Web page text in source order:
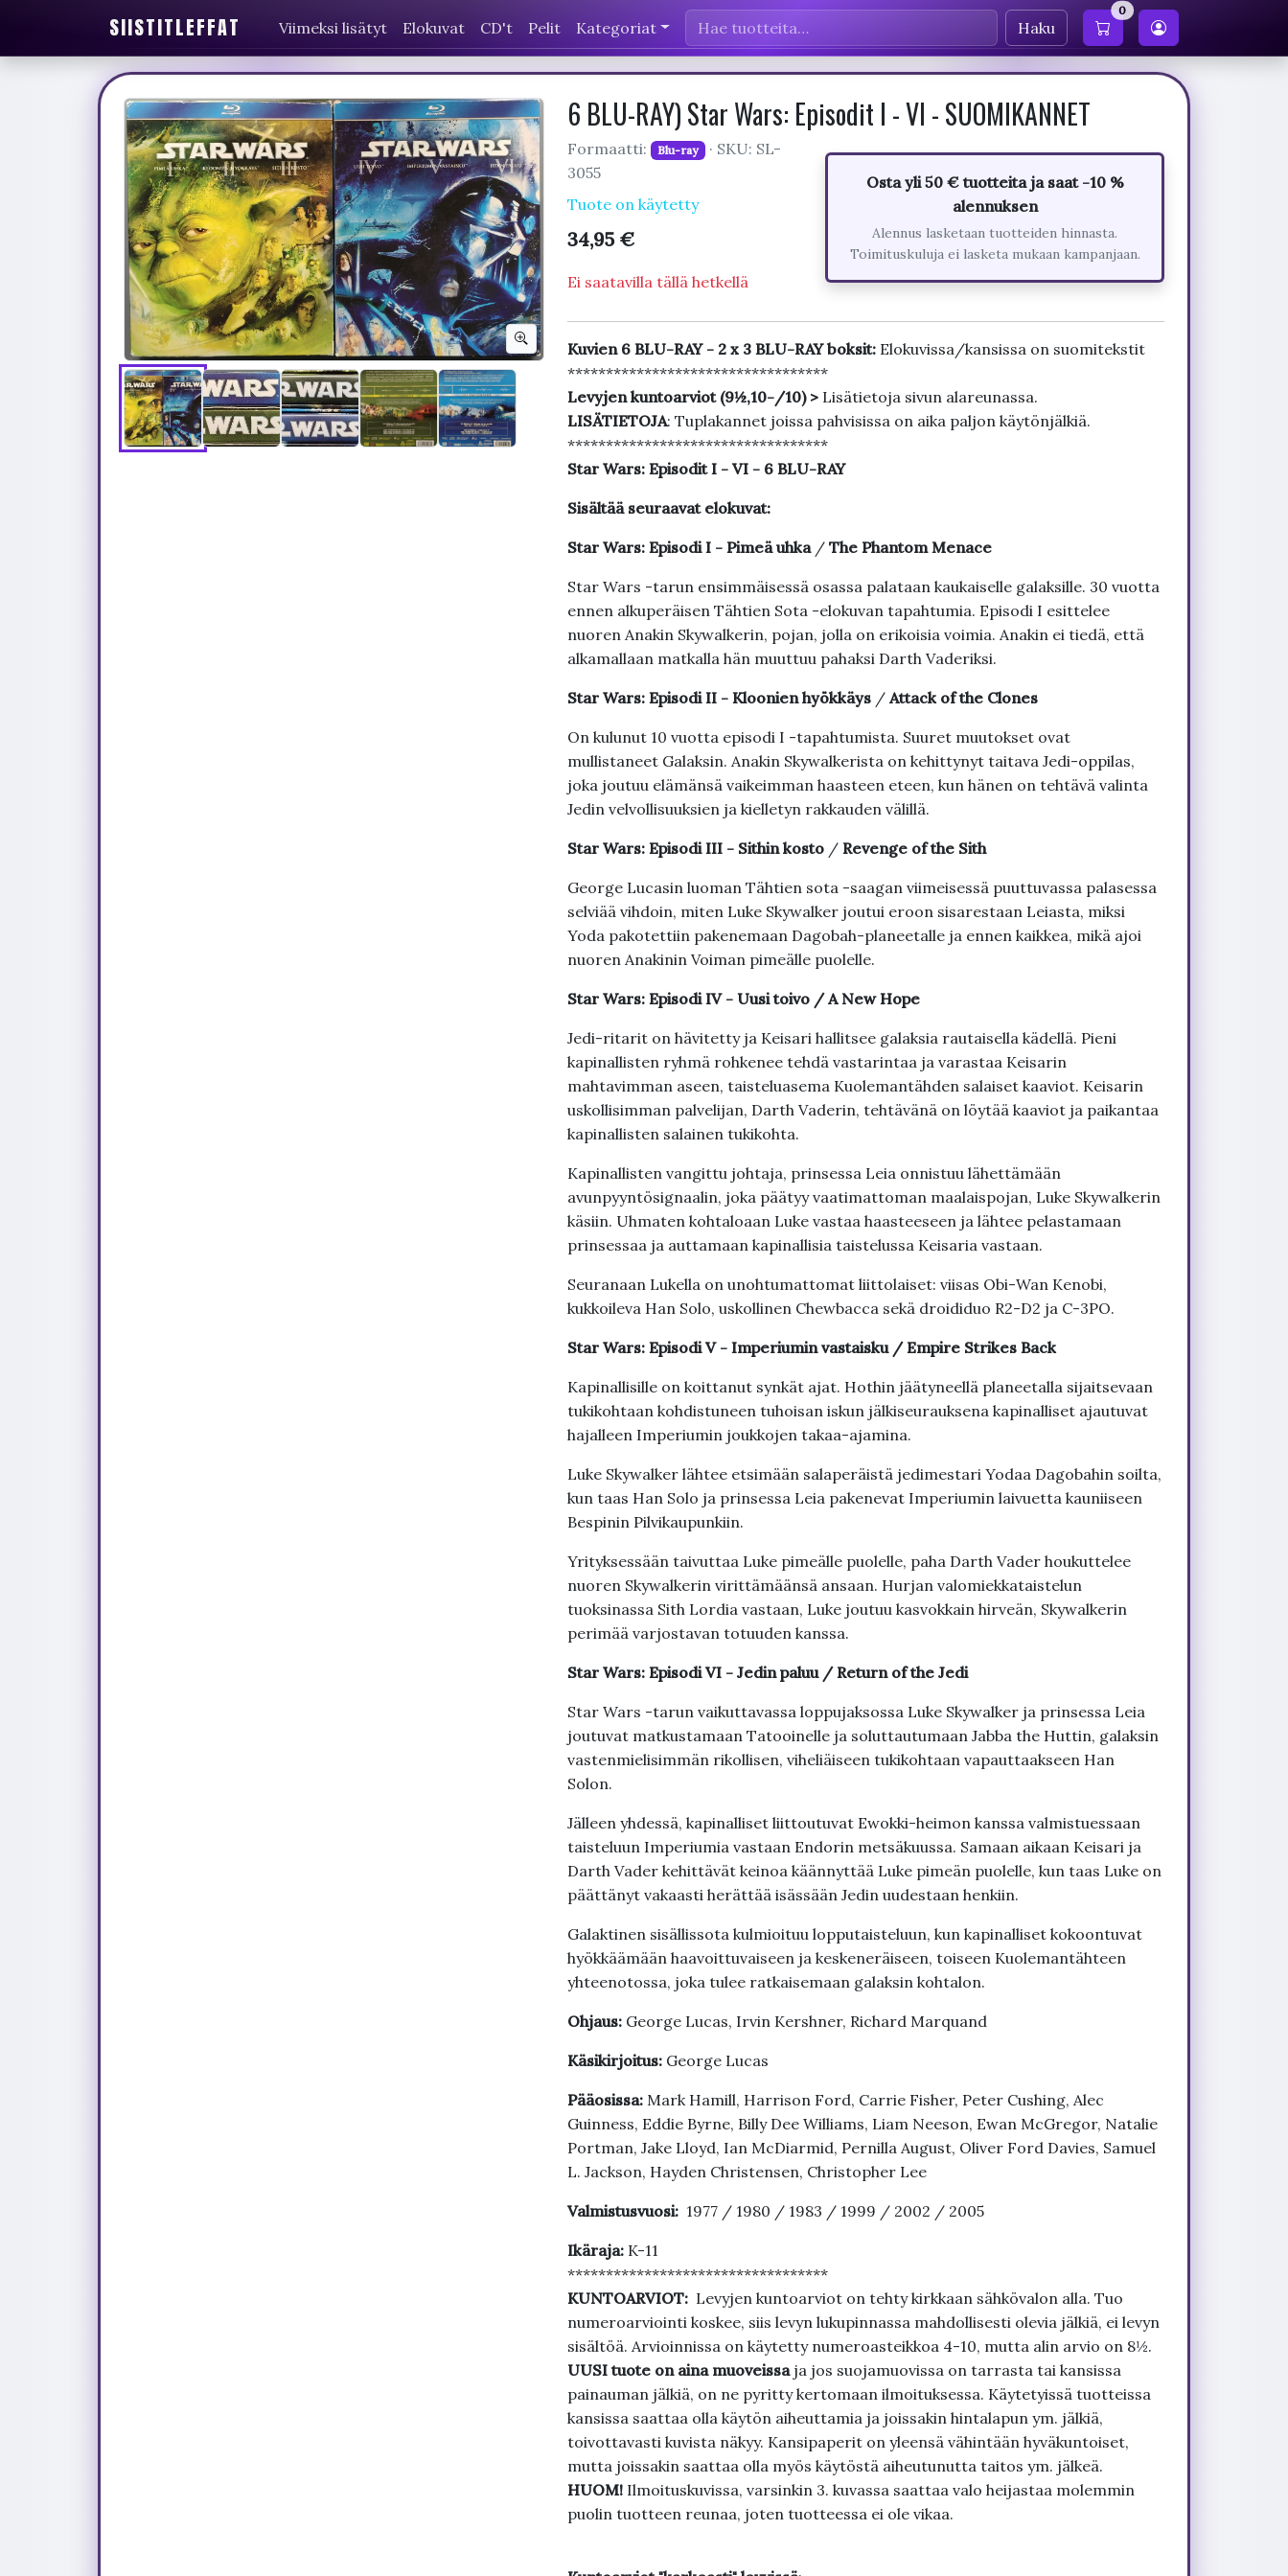
SIISTITLEFFAT Viimeksi lisätyt Elokuvat CD't Pelit Kategoriat Haku
0
6 BLU-RAY) Star Wars: Episodit I - VI - SUOMIKANNET
Formaatti: Blu-ray
· SKU: SL-
3055
Tuote on käytetty
34,95 €
Ei saatavilla tällä hetkellä
Osta yli 50 € tuotteita ja saat -10 %
alennuksen
Alennus lasketaan tuotteiden hinnasta.
Toimituskuluja ei lasketa mukaan kampanjaan.
Kuvien 6 BLU-RAY - 2 x 3 BLU-RAY boksit: Elokuvissa/kansissa on suomitekstit
**********************************
Levyjen kuntoarviot (9½,10-/10) > Lisätietoja sivun alareunassa.
LISÄTIETOJA: Tuplakannet joissa pahvisissa on aika paljon käytönjälkiä.
**********************************
Star Wars: Episodit I - VI - 6 BLU-RAY
Sisältää seuraavat elokuvat:
Star Wars: Episodi I - Pimeä uhka/ The Phantom Menace
Star Wars -tarun ensimmäisessä osassa palataan kaukaiselle galaksille. 30 vuotta
ennen alkuperäisen Tähtien Sota -elokuvan tapahtumia. Episodi I esittelee
nuoren Anakin Skywalkerin, pojan, jolla on erikoisia voimia. Anakin ei tiedä, että
alkamallaan matkalla hän muuttuu pahaksi Darth Vaderiksi.
Star Wars: Episodi II - Kloonien hyökkäys/ Attack of the Clones
On kulunut 10 vuotta episodi I -tapahtumista. Suuret muutokset ovat
mullistaneet Galaksin. Anakin Skywalkerista on kehittynyt taitava Jedi-oppilas,
joka joutuu elämänsä vaikeimman haasteen eteen, kun hänen on tehtävä valinta
Jedin velvollisuuksien ja kielletyn rakkauden välillä.
Star Wars: Episodi III - Sithin kosto/ Revenge of the Sith
George Lucasin luoman Tähtien sota -saagan viimeisessä puuttuvassa palasessa
selviää vihdoin, miten Luke Skywalker joutui eroon sisarestaan Leiasta, miksi
Yoda pakotettiin pakenemaan Dagobah-planeetalle ja ennen kaikkea, mikä ajoi
nuoren Anakinin Voiman pimeälle puolelle.
Star Wars: Episodi IV - Uusi toivo / A New Hope
Jedi-ritarit on hävitetty ja Keisari hallitsee galaksia rautaisella kädellä. Pieni
kapinallisten ryhmä rohkenee tehdä vastarintaa ja varastaa Keisarin
mahtavimman aseen, taisteluasema Kuolemantähden salaiset kaaviot. Keisarin
uskollisimman palvelijan, Darth Vaderin, tehtävänä on löytää kaaviot ja paikantaa
kapinallisten salainen tukikohta.
Kapinallisten vangittu johtaja, prinsessa Leia onnistuu lähettämään
avunpyyntösignaalin, joka päätyy vaatimattoman maalaispojan, Luke Skywalkerin
käsiin. Uhmaten kohtaloaan Luke vastaa haasteeseen ja lähtee pelastamaan
prinsessaa ja auttamaan kapinallisia taistelussa Keisaria vastaan.
Seuranaan Lukella on unohtumattomat liittolaiset: viisas Obi-Wan Kenobi,
kukkoileva Han Solo, uskollinen Chewbacca sekä droididuo R2-D2 ja C-3PO.
Star Wars: Episodi V - Imperiumin vastaisku / Empire Strikes Back
Kapinallisille on koittanut synkät ajat. Hothin jäätyneellä planeetalla sijaitsevaan
tukikohtaan kohdistuneen tuhoisan iskun jälkiseurauksena kapinalliset ajautuvat
hajalleen Imperiumin joukkojen takaa-ajamina.
Luke Skywalker lähtee etsimään salaperäistä jedimestari Yodaa Dagobahin soilta,
kun taas Han Solo ja prinsessa Leia pakenevat Imperiumin laivuetta kauniiseen
Bespinin Pilvikaupunkiin.
Yrityksessään taivuttaa Luke pimeälle puolelle, paha Darth Vader houkuttelee
nuoren Skywalkerin virittämäänsä ansaan. Hurjan valomiekkataistelun
tuoksinassa Sith Lordia vastaan, Luke joutuu kasvokkain hirveän, Skywalkerin
perimää varjostavan totuuden kanssa.
Star Wars: Episodi VI - Jedin paluu / Return of the Jedi
Star Wars -tarun vaikuttavassa loppujaksossa Luke Skywalker ja prinsessa Leia
joutuvat matkustamaan Tatooinelle ja soluttautumaan Jabba the Huttin, galaksin
vastenmielisimmän rikollisen, viheliäiseen tukikohtaan vapauttaakseen Han
Solon.
Jälleen yhdessä, kapinalliset liittoutuvat Ewokki-heimon kanssa valmistuessaan
taisteluun Imperiumia vastaan Endorin metsäkuussa. Samaan aikaan Keisari ja
Darth Vader kehittävät keinoa käännyttää Luke pimeän puolelle, kun taas Luke on
päättänyt vakaasti herättää isässään Jedin uudestaan henkiin.
Galaktinen sisällissota kulmioituu lopputaisteluun, kun kapinalliset kokoontuvat
hyökkäämään haavoittuvaiseen ja keskeneräiseen, toiseen Kuolemantähteen
yhteenotossa, joka tulee ratkaisemaan galaksin kohtalon.
Ohjaus: George Lucas, Irvin Kershner, Richard Marquand
Käsikirjoitus: George Lucas
Pääosissa: Mark Hamill, Harrison Ford, Carrie Fisher, Peter Cushing, Alec
Guinness, Eddie Byrne, Billy Dee Williams, Liam Neeson, Ewan McGregor, Natalie
Portman, Jake Lloyd, Ian McDiarmid, Pernilla August, Oliver Ford Davies, Samuel
L. Jackson, Hayden Christensen, Christopher Lee
Valmistusvuosi: 1977 / 1980 / 1983 / 1999 / 2002 / 2005
Ikäraja:K-11
**********************************
KUNTOARVIOT: Levyjen kuntoarviot on tehty kirkkaan sähkövalon alla. Tuo
numeroarviointi koskee, siis levyn lukupinnassa mahdollisesti olevia jälkiä, ei levyn
sisältöä. Arvioinnissa on käytetty numeroasteikkoa 4-10, mutta alin arvio on 8½.
UUSI tuote on aina muoveissa ja jos suojamuovissa on tarrasta tai kansissa
painauman jälkiä, on ne pyritty kertomaan ilmoituksessa. Käytetyissä tuotteissa
kansissa saattaa olla käytön aiheuttamia ja joissakin hintalapun ym. jälkiä,
toivottavasti kuvista näkyy. Kansipaperit on yleensä vähintään hyväkuntoiset,
mutta joissakin saattaa olla myös käytöstä aiheutunutta taitos ym. jälkeä.
HUOM!Ilmoituskuvissa, varsinkin 3. kuvassa saattaa valo heijastaa molemmin
puolin tuotteen reunaa, joten tuotteessa ei ole vikaa.